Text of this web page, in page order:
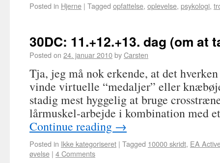
Posted in Hjerne | Tagged opfattelse, oplevelse, psykologi,
30DC: 11.+12.+13. dag (om at
Posted on 24. januar 2010byCarsten
Tja, jeg må nok erkende, at det
vinde virtuelle “medaljer” eller
stadig mest hyggelig at bruge
lårmuskel-arbejde i kombination med
Continue reading →
Posted in Ikke kategoriseret | Tagged 10000 skridt, EA
øvelse | 4 Comments